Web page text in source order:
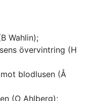
Wahlin);
övervintring (H
blodlusen (Å
(O Ahlberg);